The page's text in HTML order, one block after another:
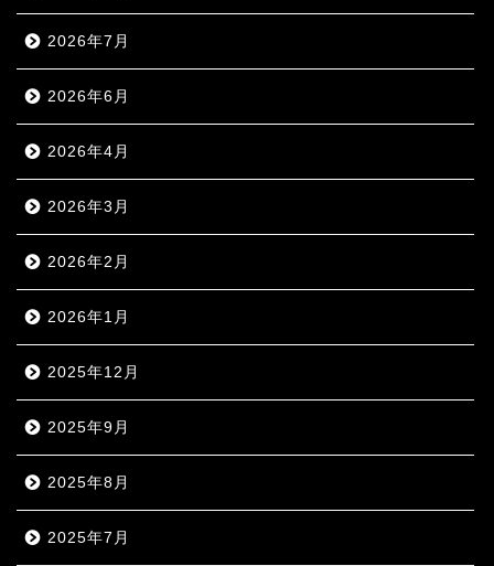
2026年7月
2026年6月
2026年4月
2026年3月
2026年2月
2026年1月
2025年12月
2025年9月
2025年8月
2025年7月